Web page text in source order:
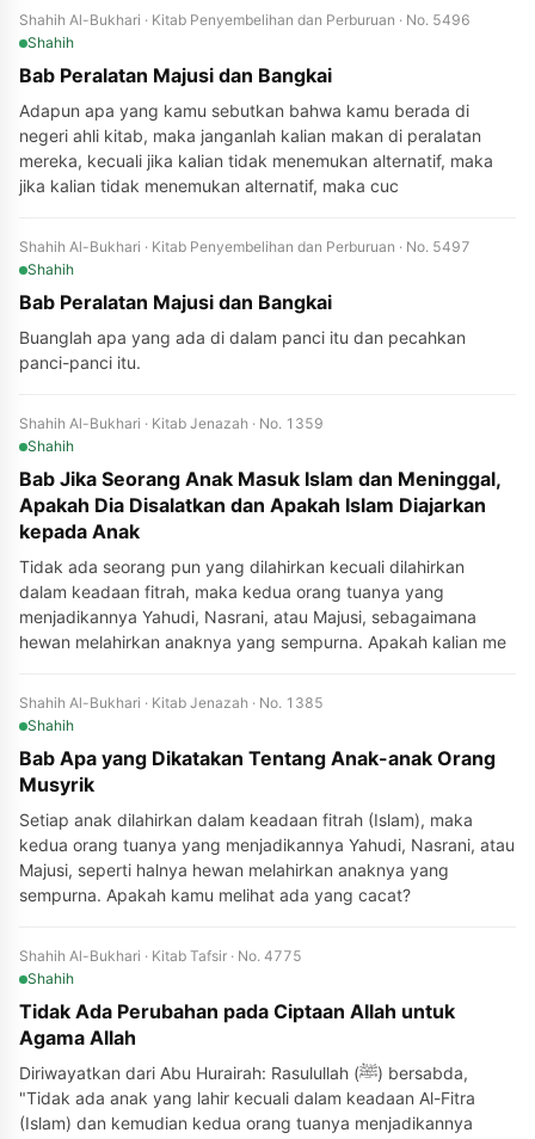
Shahih Al-Bukhari · Kitab Penyembelihan dan Perburuan · No. 5496
Shahih
Bab Peralatan Majusi dan Bangkai
Adapun apa yang kamu sebutkan bahwa kamu berada di
negeri ahli kitab, maka janganlah kalian makan di peralatan
mereka, kecuali jika kalian tidak menemukan alternatif, maka
jika kalian tidak menemukan alternatif, maka cuc
Shahih Al-Bukhari · Kitab Penyembelihan dan Perburuan · No. 5497
Shahih
Bab Peralatan Majusi dan Bangkai
Buanglah apa yang ada di dalam panci itu dan pecahkan
panci-panci itu.
Shahih Al-Bukhari · Kitab Jenazah · No. 1359
Shahih
Bab Jika Seorang Anak Masuk Islam dan Meninggal,
Apakah Dia Disalatkan dan Apakah Islam Diajarkan
kepada Anak
Tidak ada seorang pun yang dilahirkan kecuali dilahirkan
dalam keadaan fitrah, maka kedua orang tuanya yang
menjadikannya Yahudi, Nasrani, atau Majusi, sebagaimana
hewan melahirkan anaknya yang sempurna. Apakah kalian me
Shahih Al-Bukhari · Kitab Jenazah · No. 1385
Shahih
Bab Apa yang Dikatakan Tentang Anak-anak Orang
Musyrik
Setiap anak dilahirkan dalam keadaan fitrah (Islam), maka
kedua orang tuanya yang menjadikannya Yahudi, Nasrani, atau
Majusi, seperti halnya hewan melahirkan anaknya yang
sempurna. Apakah kamu melihat ada yang cacat?
Shahih Al-Bukhari · Kitab Tafsir · No. 4775
Shahih
Tidak Ada Perubahan pada Ciptaan Allah untuk
Agama Allah
Diriwayatkan dari Abu Hurairah: Rasulullah (ﷺ) bersabda,
"Tidak ada anak yang lahir kecuali dalam keadaan Al-Fitra
(Islam) dan kemudian kedua orang tuanya menjadikannya